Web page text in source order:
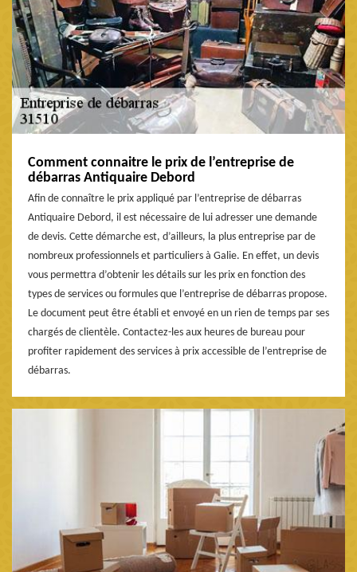
Comment connaitre le prix de l’entreprise de
débarras Antiquaire Debord
Afin de connaître le prix appliqué par l’entreprise de débarras
Antiquaire Debord, il est nécessaire de lui adresser une demande
de devis. Cette démarche est, d’ailleurs, la plus entreprise par de
nombreux professionnels et particuliers à Galie. En effet, un devis
vous permettra d’obtenir les détails sur les prix en fonction des
types de services ou formules que l’entreprise de débarras propose.
Le document peut être établi et envoyé en un rien de temps par ses
chargés de clientèle. Contactez-les aux heures de bureau pour
profiter rapidement des services à prix accessible de l’entreprise de
débarras.